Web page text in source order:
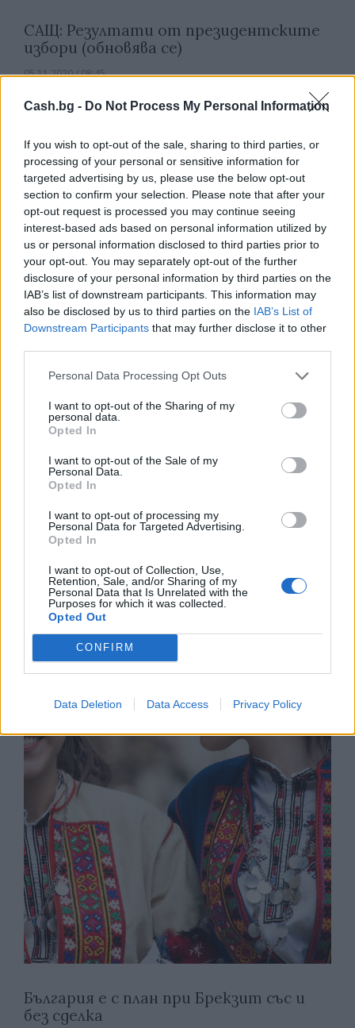
Cash.bg - Do Not Process My Personal Information
If you wish to opt-out of the sale, sharing to third parties, or
processing of your personal or sensitive information for
targeted advertising by us, please use the below opt-out
section to confirm your selection. Please note that after your
opt-out request is processed you may continue seeing
interest-based ads based on personal information utilized by
us or personal information disclosed to third parties prior to
your opt-out. You may separately opt-out of the further
disclosure of your personal information by third parties on the
IAB’s list of downstream participants. This information may
also be disclosed by us to third parties on the IAB’s List of
Downstream Participants that may further disclose it to other
Personal Data Processing Opt Outs
I want to opt-out of the Sharing of my
personal data.
Opted In
I want to opt-out of the Sale of my
Personal Data.
Opted In
I want to opt-out of processing my
Personal Data for Targeted Advertising.
Opted In
I want to opt-out of Collection, Use,
Retention, Sale, and/or Sharing of my
Personal Data that Is Unrelated with the
Purposes for which it was collected.
Opted Out
CONFIRM
Data Deletion Data Access Privacy Policy
САЩ: Резултати от президентските
избори (обновява се)
05.11.2020 / 08:45
МИ: Въпреки пандемията
Актуална информация за
ноември 2020 г.
България е с план при Брекзит със и
без сделка